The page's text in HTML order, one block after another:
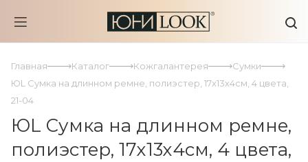
Главная Каталог Кожгалантерея
Сумки
ЮL Сумка на длинном ремне, полиэстер, 17х13х4см, 4 цвета,
21-04
ЮL Сумка на длинном ремне,
полиэстер, 17х13х4см, 4 цвета,